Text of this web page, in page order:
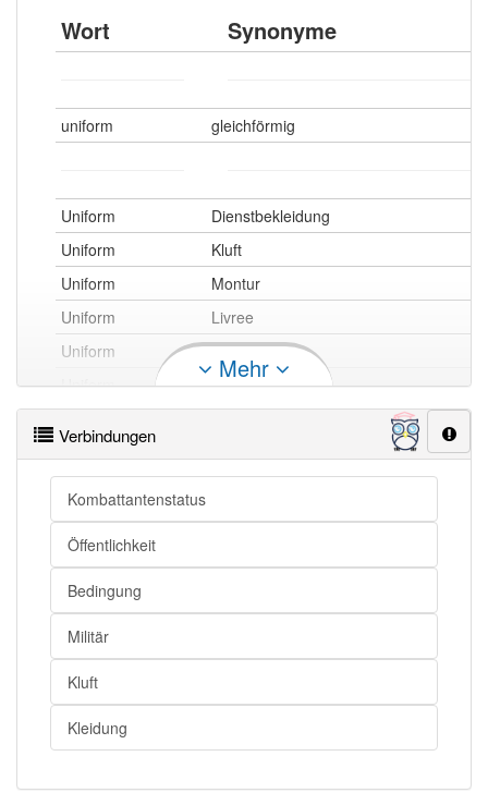
Wort Synonyme
uniform gleichförmig
Uniform
Dienstbekleidung
Uniform
Kluft
Uniform
Montur
Uniform
Livree
Uniform
Dienstanzug
Uniform
Dienstkleidung
Uniform openthesaurus
Mehr
Verbindungen
Kombattantenstatus
Öffentlichkeit
Bedingung
Militär
Kluft
Kleidung